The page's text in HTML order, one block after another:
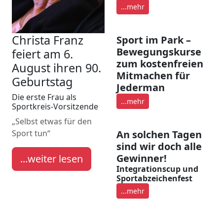
Christa Franz
feiert am 6.
August ihren 90.
Geburtstag
Die erste Frau als
Sportkreis-Vorsitzende
„Selbst etwas für den
Sport tun“
...weiter lesen
...mehr
Sport im Park –
Bewegungskurse
zum kostenfreien
Mitmachen für
Jederman
...mehr
An solchen Tagen
sind wir doch alle
Gewinner!
Integrationscup und
Sportabzeichenfest
...mehr